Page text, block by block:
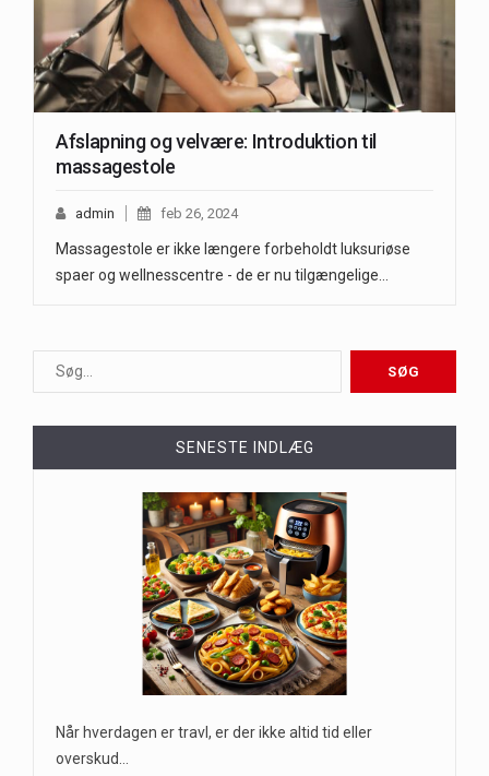
Afslapning og velvære: Introduktion til
massagestole
admin feb 26, 2024
Massagestole er ikke længere forbeholdt luksuriøse
spaer og wellnesscentre - de er nu tilgængelige…
SENESTE INDLÆG
Når hverdagen er travl, er der ikke altid tid eller
overskud…